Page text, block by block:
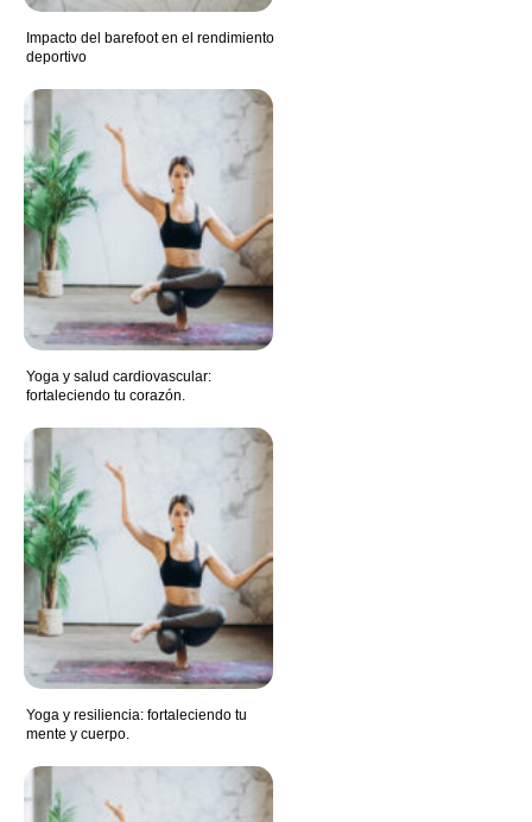
Impacto del barefoot en el rendimiento
deportivo
Yoga y salud cardiovascular:
fortaleciendo tu corazón.
Yoga y resiliencia: fortaleciendo tu
mente y cuerpo.